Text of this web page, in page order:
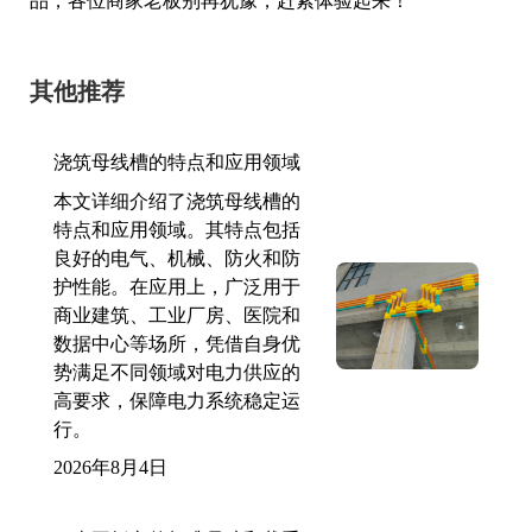
其他推荐
浇筑母线槽的特点和应用领域
本文详细介绍了浇筑母线槽的
特点和应用领域。其特点包括
良好的电气、机械、防火和防
护性能。在应用上，广泛用于
商业建筑、工业厂房、医院和
数据中心等场所，凭借自身优
势满足不同领域对电力供应的
高要求，保障电力系统稳定运
行。
2026年8月4日